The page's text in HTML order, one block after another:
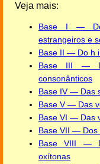
Veja mais:
Base I —
estrangeiros e
Base II — Do h
Base III —
consonânticos
Base IV — Das
Base V — Das
Base VI — Das
Base VII — Dos
Base VIII —
oxítonas